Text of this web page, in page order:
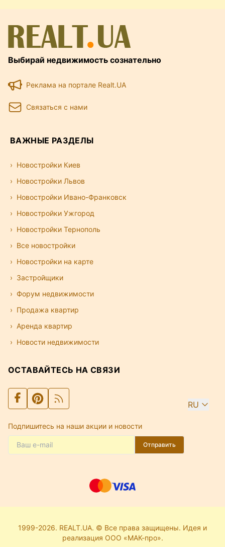
Выбирай недвижимость сознательно
Реклама на портале Realt.UA
Связаться с нами
ВАЖНЫЕ РАЗДЕЛЫ
Новостройки Киев
Новостройки Львов
Новостройки Ивано-Франковск
Новостройки Ужгород
Новостройки Тернополь
Все новостройки
Новостройки на карте
Застройщики
Форум недвижимости
Продажа квартир
Аренда квартир
Новости недвижимости
ОСТАВАЙТЕСЬ НА СВЯЗИ
RU
Подпишитесь на наши акции и новости
Отправить
1999-2026. REALT.UA. © Все права защищены. Идея и
реализация ООО «МАК-про».